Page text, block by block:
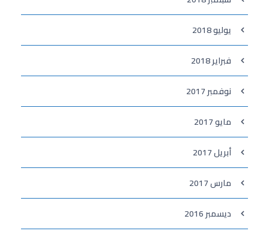
يوليو 2018
فبراير 2018
نوفمبر 2017
مايو 2017
أبريل 2017
مارس 2017
ديسمبر 2016